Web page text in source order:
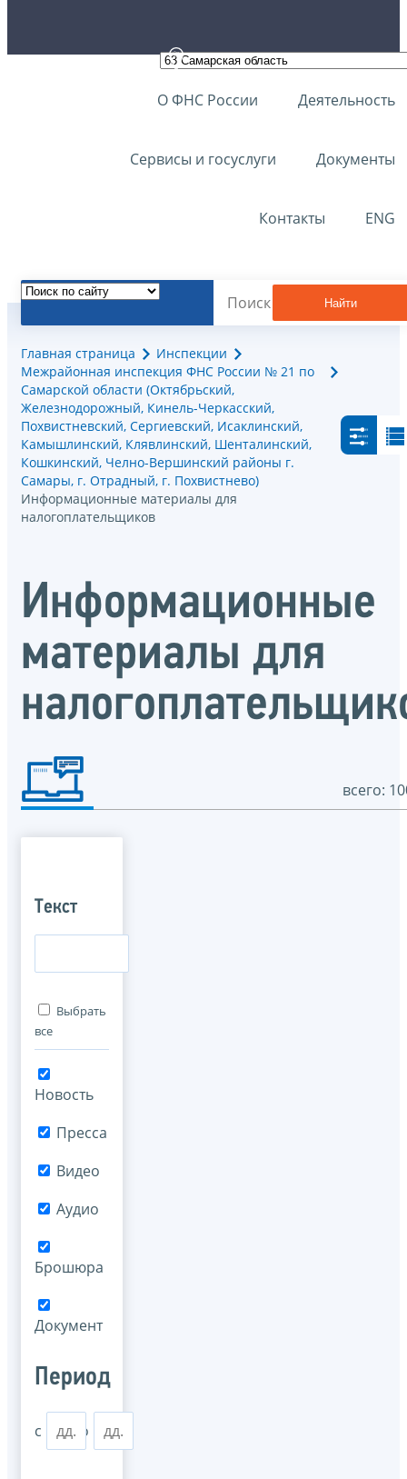
О ФНС России Деятельность
Сервисы и госуслуги Документы
Контакты ENG
Найти
Главная страница
Инспекции
Межрайонная инспекция ФНС России № 21 по
Самарской области (Октябрьский,
Железнодорожный, Кинель-Черкасский,
Похвистневский, Сергиевский, Исаклинский,
Камышлинский, Клявлинский, Шенталинский,
Кошкинский, Челно-Вершинский районы г.
Самары, г. Отрадный, г. Похвистнево)
Информационные материалы для
налогоплательщиков
Информационные
материалы для
всего:
Текст
Выбрать
все
Новость
Пресса
Видео
Аудио
Брошюра
Документ
Период
с по